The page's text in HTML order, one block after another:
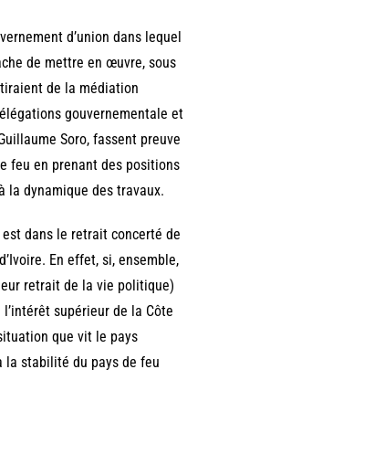
d’union dans lequel
de mettre en œuvre, sous
de la médiation
gouvernementale et
Soro, fassent preuve
feu en prenant des positions
dynamique des travaux.
dans le retrait concerté de
En effet, si, ensemble,
retrait de la vie politique)
supérieur de la Côte
que vit le pays
la stabilité du pays de feu